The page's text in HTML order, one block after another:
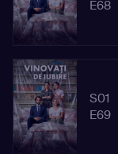
E68
S01
E69